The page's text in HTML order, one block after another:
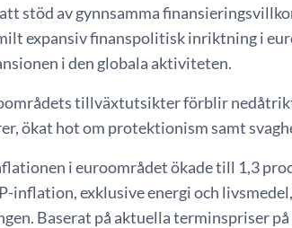
stöd av gynnsamma
expansiv finanspolitisk inriktning i
i den globala aktiviteten.
tillväxtutsikter förblir
ökat hot om protektionism samt
i euroområdet ökade till 1,3
inflation, exklusive energi och
Baserat på aktuella terminspriser